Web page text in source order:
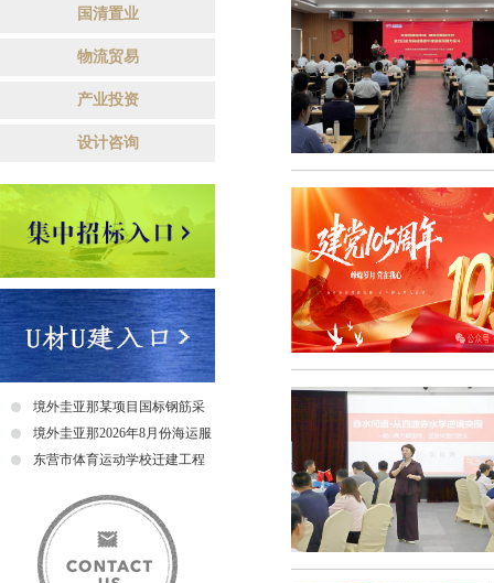
国清置业
物流贸易
产业投资
设计咨询
境外圭亚那某项目国标钢筋采
购招标公告
境外圭亚那2026年8月份海运服
务招标公告
东营市体育运动学校迁建工程
装招标中标公示